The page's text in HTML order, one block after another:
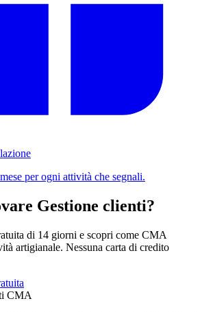
per ogni attività che segnali.
Gestione clienti?
di 14 giorni e scopri come CMA
artigianale. Nessuna carta di credito
CMA